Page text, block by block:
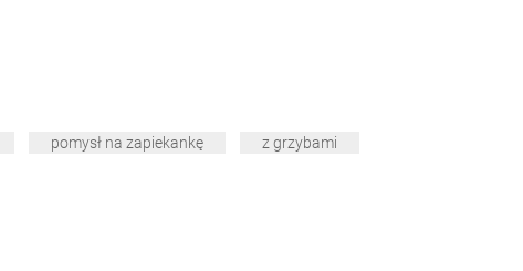
pomysł na zapiekankę
z grzybami